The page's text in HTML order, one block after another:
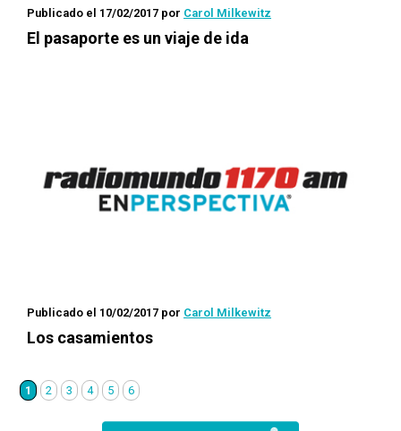
Publicado el 17/02/2017 por Carol Milkewitz
El pasaporte es un viaje de ida
Publicado el 10/02/2017 por Carol Milkewitz
Los casamientos
1 2 3 4 5 6